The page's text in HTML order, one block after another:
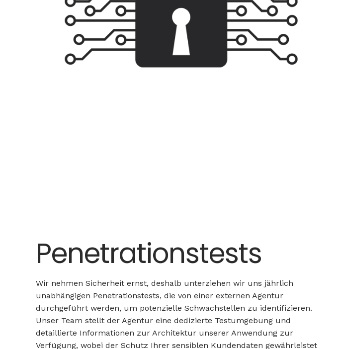
Penetrationstests
Wir nehmen Sicherheit ernst, deshalb unterziehen wir uns jährlich
unabhängigen Penetrationstests, die von einer externen Agentur
durchgeführt werden, um potenzielle Schwachstellen zu identifizieren.
Unser Team stellt der Agentur eine dedizierte Testumgebung und
detaillierte Informationen zur Architektur unserer Anwendung zur
Verfügung, wobei der Schutz Ihrer sensiblen Kundendaten gewährleistet